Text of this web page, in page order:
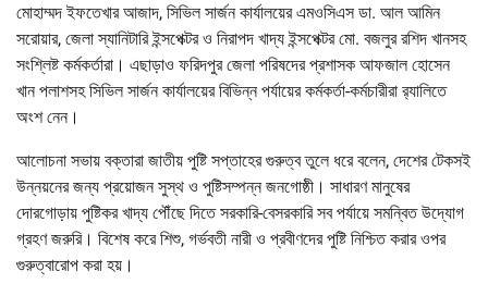
মোহাম্মদ ইফতেখার আজাদ, সিভিল সার্জন কার্যালয়ের এমওসিএস ডা. আল আমিন
সরোয়ার, জেলা স্যানিটারি ইন্সপেক্টর ও নিরাপদ খাদ্য ইন্সপেক্টর মো. বজলুর রশিদ খানসহ
সংশ্লিষ্ট কর্মকর্তারা। এছাড়াও ফরিদপুর জেলা পরিষদের প্রশাসক আফজাল হোসেন
খান পলাশসহ সিভিল সার্জন কার্যালয়ের বিভিন্ন পর্যায়ের কর্মকর্তা-কর্মচারীরা র‌্যালিতে
অংশ নেন।
আলোচনা সভায় বক্তারা জাতীয় পুষ্টি সপ্তাহের গুরুত্ব তুলে ধরে বলেন, দেশের টেকসই
উন্নয়নের জন্য প্রয়োজন সুস্থ ও পুষ্টিসম্পন্ন জনগোষ্ঠী। সাধারণ মানুষের
দোরগোড়ায় পুষ্টিকর খাদ্য পৌঁছে দিতে সরকারি-বেসরকারি সব পর্যায়ে সমন্বিত উদ্যোগ
গ্রহণ জরুরি। বিশেষ করে শিশু, গর্ভবতী নারী ও প্রবীণদের পুষ্টি নিশ্চিত করার ওপর
গুরুত্বারোপ করা হয়।